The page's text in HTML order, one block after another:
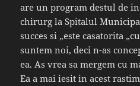
are un program destul de
chirurg la Spitalul
succes si „este casatorita
suntem noi, deci n-as
ea. As vrea sa mergem cu
Ea a mai iesit in acest